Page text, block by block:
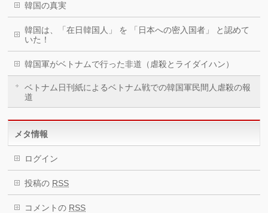
韓国の真実
韓国は、「在日韓国人」 を 「日本への密入国者」 と認めて
いた！
韓国軍がベトナムで行った非道（虐殺とライダイハン）
ベトナム日刊紙によるベトナム戦での韓国軍民間人虐殺の報
道
メタ情報
ログイン
投稿の RSS
コメントの RSS